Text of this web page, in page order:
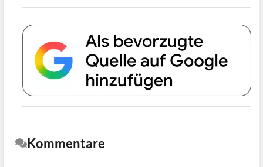
Kommentare